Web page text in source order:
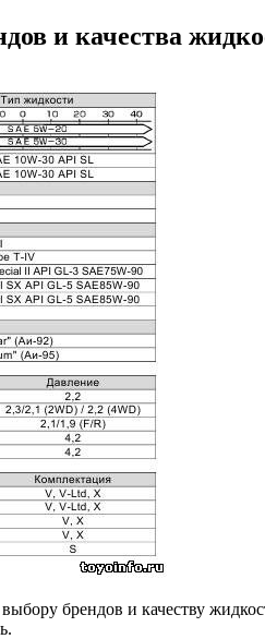
и качества
брендов и качеству